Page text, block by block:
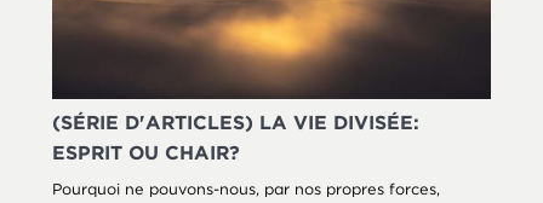
(SÉRIE D'ARTICLES) LA VIE DIVISÉE:
ESPRIT OU CHAIR?
Pourquoi ne pouvons-nous, par nos propres forces,